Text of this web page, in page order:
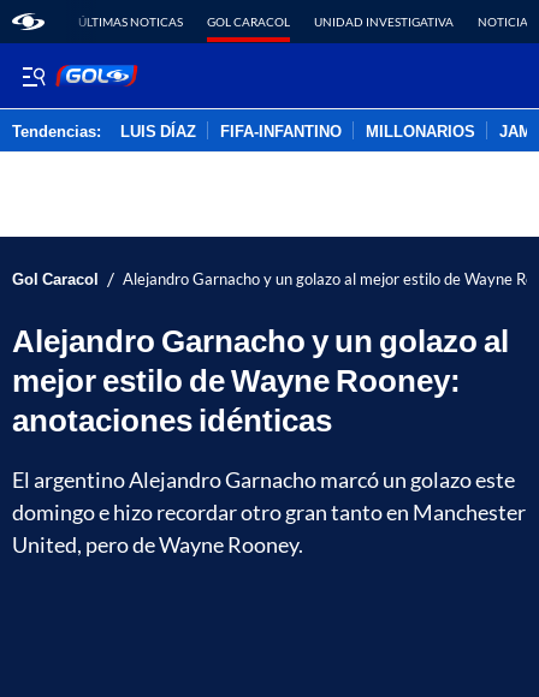
ÚLTIMAS NOTICAS GOL CARACOL UNIDAD INVESTIGATIVA NOTICIAS
Tendencias: LUIS DÍAZ FIFA-INFANTINO MILLONARIOS
Gol Caracol / Alejandro Garnacho y un golazo al mejor estilo de Wayne
Alejandro Garnacho y un golazo al
mejor estilo de Wayne Rooney:
anotaciones idénticas
El argentino Alejandro Garnacho marcó un golazo este
domingo e hizo recordar otro gran tanto en Manchester
United, pero de Wayne Rooney.